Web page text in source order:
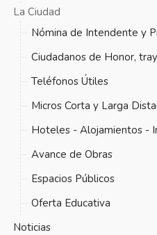
La Ciudad
Nómina de Intendente y
Ciudadanos de Honor,
Teléfonos Útiles
Micros Corta y Larga
Hoteles - Alojamientos -
Avance de Obras
Espacios Públicos
Oferta Educativa
Noticias